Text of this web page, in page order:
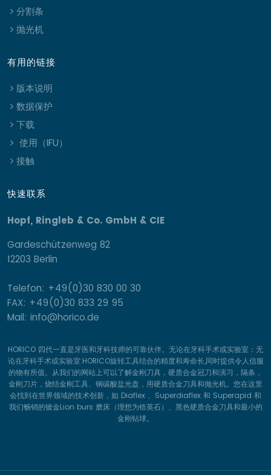
分割条
抛光机
有用的链接
版本说明
数据保护
下载
使用（IFU）
接触
快速联系
Hopf, Ringleb & Co. GmbH & CIE
Gardeschützenweg 82
12203 Berlin
Telefon: +49(0)30 830 00 30
FAX: +49(0)30 833 29 95
Mail: info@horico.de
HORICO 四代一直是牙医和牙科技师的可靠伙伴。无论在牙科手术或实验室：无
论在牙科手术或实验室:HORICO旋转工具结合的精度和寿命长,同时提供令人信服
的物有所值。从我们的网站上可以了解金刚刀具，硬质合金冠刀和演习，隔条，
金刚刀片，烧结金刚工具、钢碳酸盐光盘，用硬质合金刀具和抛光机。您在这里
会找到在世界领域的技术创新，如 Diaflex 、Superdiaflex 和 Superapid 和
我们畅销的镀金Lion burs 磨床（理想为锆英石）、黑色硬质合金刀具和最小的
金刚钻球。